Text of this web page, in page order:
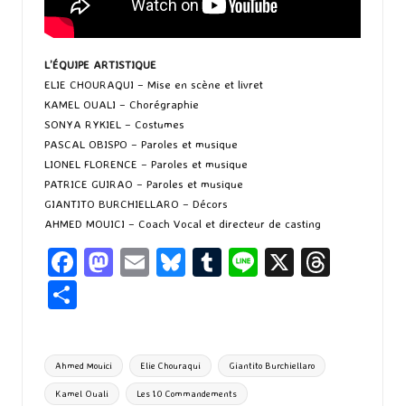
L’ÉQUIPE ARTISTIQUE
ELIE CHOURAQUI – Mise en scène et livret
KAMEL OUALI – Chorégraphie
SONYA RYKIEL – Costumes
PASCAL OBISPO – Paroles et musique
LIONEL FLORENCE – Paroles et musique
PATRICE GUIRAO – Paroles et musique
GIANTITO BURCHIELLARO – Décors
AHMED MOUICI – Coach Vocal et directeur de casting
Fa
o
o
M
d
o
E
l
Bl
ky
T
bl
r
Li X
ta
g
Tags:
Ahmed Mouici Elie Chouraqui Giantito Burchiellaro
Kamel Ouali Les 10 Commandements